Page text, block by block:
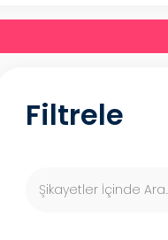
Filtrele